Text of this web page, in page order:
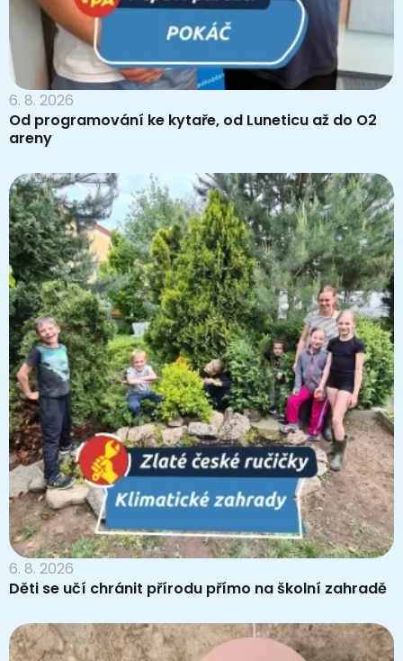
6. 8. 2026
Od programování ke kytaře, od Luneticu až do O2
areny
6. 8. 2026
Děti se učí chránit přírodu přímo na školní zahradě